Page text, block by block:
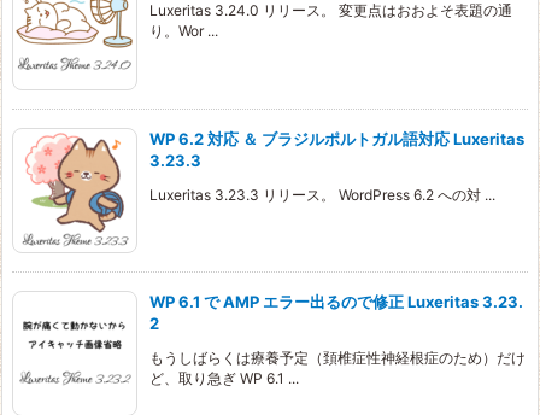
Luxeritas 3.24.0 リリース。 変更点はおおよそ表題の通
り。Wor ...
WP 6.2 対応 ＆ ブラジルポルトガル語対応 Luxeritas
3.23.3
Luxeritas 3.23.3 リリース。 WordPress 6.2 への対 ...
WP 6.1 で AMP エラー出るので修正 Luxeritas 3.23.
2
もうしばらくは療養予定（頚椎症性神経根症のため）だけ
ど、取り急ぎ WP 6.1 ...